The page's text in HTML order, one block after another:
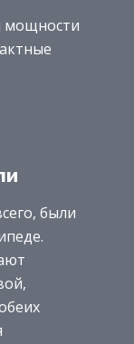
мощности
были